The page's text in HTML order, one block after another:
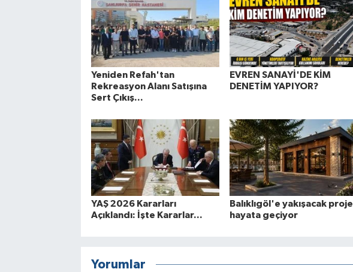
Yeniden Refah'tan
Rekreasyon Alanı Satışına
Sert Çıkış...
EVREN SANAYİ'DE KİM
DENETİM YAPIYOR?
YAŞ 2026 Kararları
Açıklandı: İşte Kararlar...
Balıklıgöl'e yakışacak proje
hayata geçiyor
Yorumlar